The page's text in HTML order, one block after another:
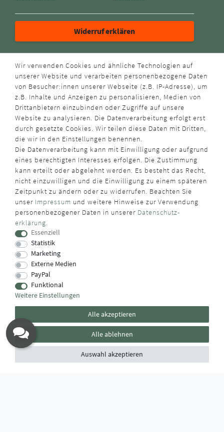
Widerruf erklären
ZAHLUNGSARTEN
VERSANDART
WUSSTEN SIE SCHON?
Das Käufersiegel des Händlerbunds garantiert Ihnen
100%.-ige Zahlungssicherheit, größtmöglichen Datenschutz
und Geld-zurück-Garantie bei Nicht- oder Falschlieferung.
Wir verwenden Cookies und ähnliche Technologien auf
unserer Website und verarbeiten personenbezogene Daten
von Besucher:innen unserer Webseite (z.B. IP-Adresse), um
z.B. Inhalte und Anzeigen zu personalisieren, Medien von
Drittanbietern einzubinden oder Zugriffe auf unsere
Website zu analysieren. Die Datenverarbeitung erfolgt erst
durch gesetzte Cookies. Wir teilen diese Daten mit Dritten,
die wir in den Einstellungen benennen.
Die Datenverarbeitung kann mit Einwilligung oder aufgrund
eines berechtigten Interesses erfolgen. Die Zustimmung
kann erteilt oder abgelehnt werden. Es besteht das Recht,
nicht einzuwilligen und die Einwilligung zu einem späteren
Zeitpunkt zu ändern oder zu widerrufen. Beachten Sie
unser Impressum und weitere Hinweise zur Verwendung
personenbezogener Daten in unserer Daten­schutz­
erklärung.
Essenziell
Statistik
Marketing
Externe Medien
PayPal
Funktional
Weitere Einstellungen
Alle akzeptieren
Alle ablehnen
Auswahl akzeptieren